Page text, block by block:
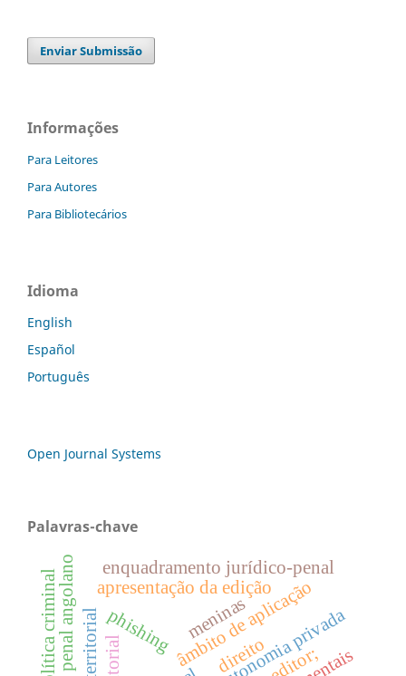
Enviar Submissão
Informações
Para Leitores
Para Autores
Para Bibliotecários
Idioma
English
Español
Português
Open Journal Systems
Palavras-chave
direito
âmbito de aplicação
apresentação da edição
autonomia privada
phishing
enquadramento jurídico-penal
política criminal meninas